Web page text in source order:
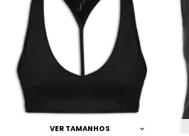
VER TAMANHOS